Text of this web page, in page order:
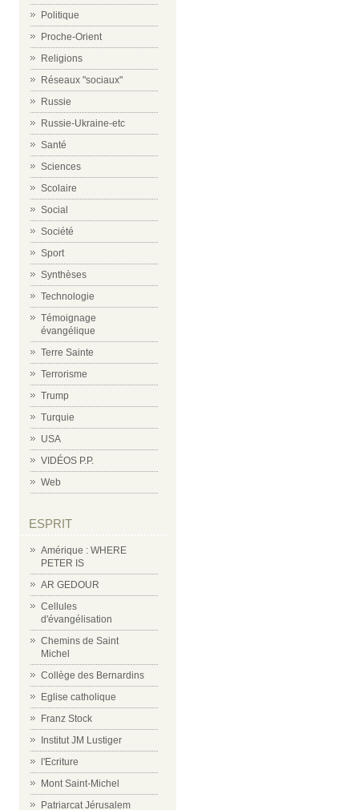
Politique
Proche-Orient
Religions
Réseaux "sociaux"
Russie
Russie-Ukraine-etc
Santé
Sciences
Scolaire
Social
Société
Sport
Synthèses
Technologie
Témoignage
évangélique
Terre Sainte
Terrorisme
Trump
Turquie
USA
VIDÉOS P.P.
Web
ESPRIT
Amérique : WHERE
PETER IS
AR GEDOUR
Cellules
d'évangélisation
Chemins de Saint
Michel
Collège des Bernardins
Eglise catholique
Franz Stock
Institut JM Lustiger
l'Ecriture
Mont Saint-Michel
Patriarcat Jérusalem